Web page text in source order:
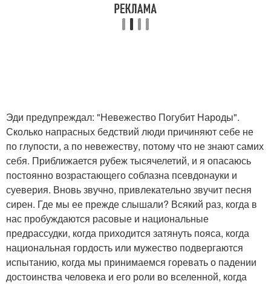
Эди предупреждал: "Невежество Погубит Народы".
Сколько напрасных бедствий люди причиняют себе не
по глупости, а по невежеству, потому что не знают самих
себя. Приближается рубеж тысячелетий, и я опасаюсь
постоянно возрастающего соблазна псевдонауки и
суеверия. Вновь звучно, привлекательно звучит песня
сирен. Где мы ее прежде слышали? Всякий раз, когда в
нас пробуждаются расовые и национальные
предрассудки, когда приходится затянуть пояса, когда
национальная гордость или мужество подвергаются
испытанию, когда мы принимаемся горевать о падении
достоинства человека и его роли во вселенной, когда